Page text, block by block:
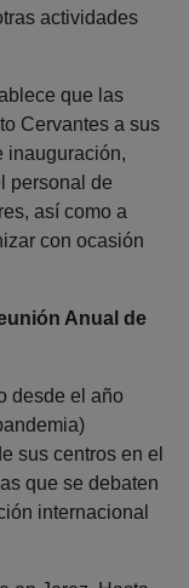
actividades
que las
Cervantes a sus
inauguración,
personal de
así como a
con ocasión
Anual de
desde el año
sus centros en el
que se debaten
internacional